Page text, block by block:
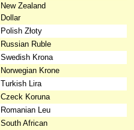
New Zealand
Dollar
Polish Złoty
Russian Ruble
Swedish Krona
Norwegian Krone
Turkish Lira
Czeck Koruna
Romanian Leu
South African